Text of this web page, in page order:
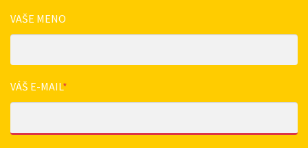
VAŠE MENO
VÁŠ E-MAIL*